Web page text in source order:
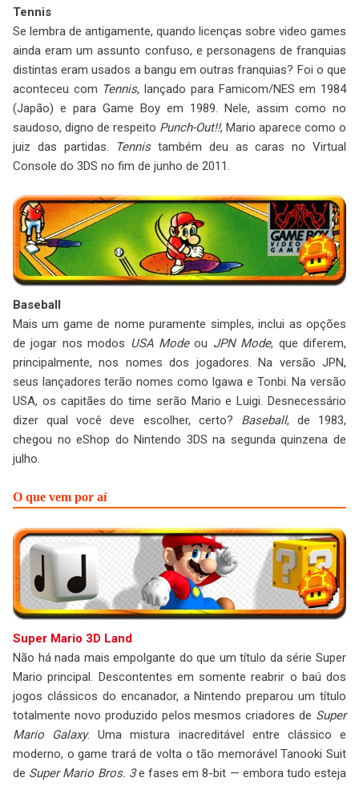
Tennis
Se lembra de antigamente, quando licenças sobre video games
ainda eram um assunto confuso, e personagens de franquias
distintas eram usados a bangu em outras franquias? Foi o que
aconteceu com Tennis, lançado para Famicom/NES em 1984
(Japão) e para Game Boy em 1989. Nele, assim como no
saudoso, digno de respeito Punch-Out!!, Mario aparece como o
juiz das partidas.
Tennistambém deu as caras no Virtual
Console do 3DS no fim de junho de 2011.
Baseball
Mais um game de nome puramente simples, inclui as opções
de jogar nos modos USA Modeou JPN Mode, que diferem,
principalmente, nos nomes dos jogadores. Na versão JPN,
seus lançadores terão nomes como Igawa e Tonbi. Na versão
USA, os capitães do time serão Mario e Luigi. Desnecessário
dizer qual você deve escolher, certo? Baseball, de 1983,
chegou no eShop do Nintendo 3DS na segunda quinzena de
julho.
O que vem por aí
Super Mario 3D Land
Não há nada mais empolgante do que um título da série Super
Mario principal. Descontentes em somente reabrir o baú dos
jogos clássicos do encanador, a Nintendo preparou um título
totalmente novo produzido pelos mesmos criadores de Super
Mario Galaxy. Uma mistura inacreditável entre clássico e
moderno, o game trará de volta o tão memorável Tanooki Suit
de Super Mario Bros. 3e fases em 8-bit — embora tudo esteja